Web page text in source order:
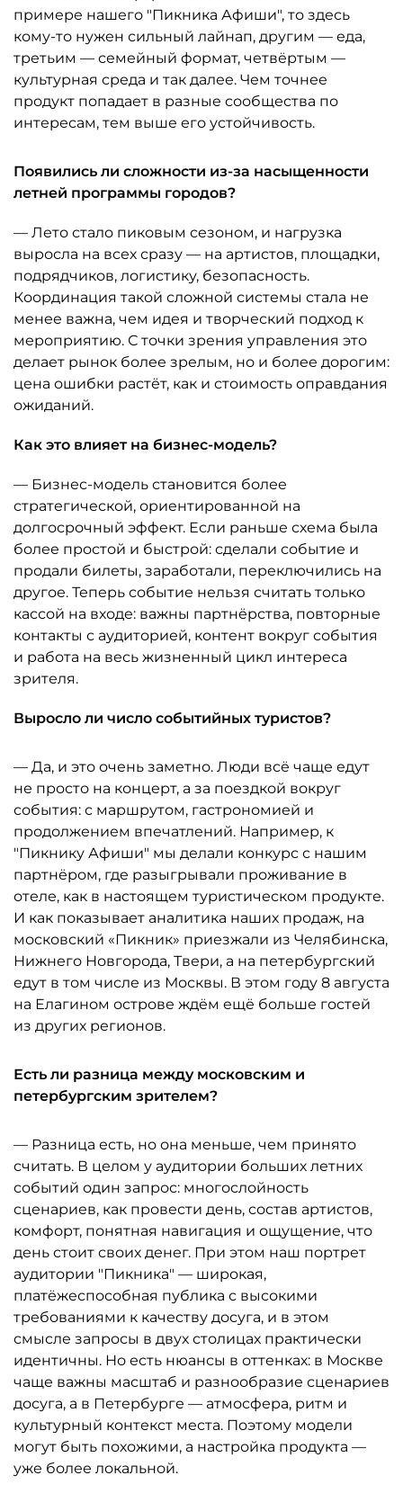
примере нашего "Пикника Афиши", то здесь
кому-то нужен сильный лайнап, другим — еда,
третьим — семейный формат, четвёртым —
культурная среда и так далее. Чем точнее
продукт попадает в разные сообщества по
интересам, тем выше его устойчивость.
Появились ли сложности из-за насыщенности
летней программы городов?
— Лето стало пиковым сезоном, и нагрузка
выросла на всех сразу — на артистов, площадки,
подрядчиков, логистику, безопасность.
Координация такой сложной системы стала не
менее важна, чем идея и творческий подход к
мероприятию. С точки зрения управления это
делает рынок более зрелым, но и более дорогим:
цена ошибки растёт, как и стоимость оправдания
ожиданий.
Как это влияет на бизнес-модель?
— Бизнес-модель становится более
стратегической, ориентированной на
долгосрочный эффект. Если раньше схема была
более простой и быстрой: сделали событие и
продали билеты, заработали, переключились на
другое. Теперь событие нельзя считать только
кассой на входе: важны партнёрства, повторные
контакты с аудиторией, контент вокруг события
и работа на весь жизненный цикл интереса
зрителя.
Выросло ли число событийных туристов?
— Да, и это очень заметно. Люди всё чаще едут
не просто на концерт, а за поездкой вокруг
события: с маршрутом, гастрономией и
продолжением впечатлений. Например, к
"Пикнику Афиши" мы делали конкурс с нашим
партнёром, где разыгрывали проживание в
отеле, как в настоящем туристическом продукте.
И как показывает аналитика наших продаж, на
московский «Пикник» приезжали из Челябинска,
Нижнего Новгорода, Твери, а на петербургский
едут в том числе из Москвы. В этом году 8 августа
на Елагином острове ждём ещё больше гостей
из других регионов.
Есть ли разница между московским и
петербургским зрителем?
— Разница есть, но она меньше, чем принято
считать. В целом у аудитории больших летних
событий один запрос: многослойность
сценариев, как провести день, состав артистов,
комфорт, понятная навигация и ощущение, что
день стоит своих денег. При этом наш портрет
аудитории "Пикника" — широкая,
платёжеспособная публика с высокими
требованиями к качеству досуга, и в этом
смысле запросы в двух столицах практически
идентичны. Но есть нюансы в оттенках: в Москве
чаще важны масштаб и разнообразие сценариев
досуга, а в Петербурге — атмосфера, ритм и
культурный контекст места. Поэтому модели
могут быть похожими, а настройка продукта —
уже более локальной.